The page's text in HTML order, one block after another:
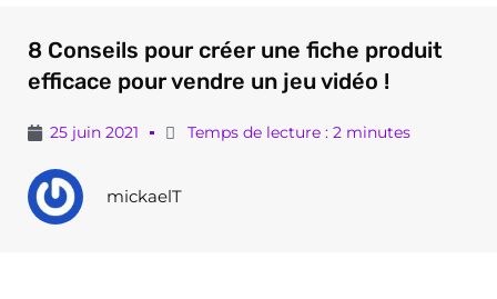
8 Conseils pour créer une fiche produit
efficace pour vendre un jeu vidéo !
25 juin 2021 Temps de lecture : 2 minutes
mickaelT